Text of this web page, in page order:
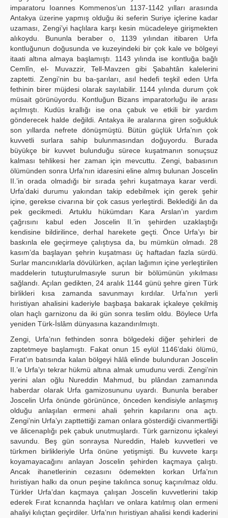
imparatoru Ioannes Kommenos’un 1137-1142 yılları arasında
Antakya üzerine yapmış olduğu iki seferin Suriye içlerine kadar
uzaması, Zengi’yi haçlılara karşı kesin mücadeleye girişmekten
alıkoydu. Bununla beraber o, 1139 yılından itibaren Urfa
kontluğunun doğusunda ve kuzeyindeki bir çok kale ve bölgeyi
itaati altına almaya başlamıştı. 1143 yılında ise kontluğa bağlı
Cemlîn, el- Muvazzir, Tell-Mavzen gibi Şabahtân kalelerini
zaptetti. Zengi’nin bu ba-şarıları, asıl hedefi teşkil eden Urfa
fethinin birer müjdesi olarak sayılabilir. 1144 yılında durum çok
müsait görünüyordu. Kontluğun Bizans imparatorluğu ile arası
açılmıştı. Kudüs krallığı ise ona çabuk ve etkili bir yardım
gönderecek halde değildi. Antakya ile aralarına giren soğukluk
son yıllarda nefrete dönüşmüştü. Bütün güçlük Urfa’nın çok
kuvvetli surlara sahip bulunmasından doğuyordu. Burada
büyükçe bir kuvvet bulunduğu sürece kuşatmanın sonuçsuz
kalması tehlikesi her zaman için mevcuttu. Zengi, babasının
ölümünden sonra Urfa’nın idaresini eline almış bulunan Joscelin
II.’in orada olmadığı bir sırada şehri kuşatmaya karar verdi.
Urfa’daki durumu yakından takip edebilmek için gerek şehir
içine, gerekse civarına bir çok casus yerleştirdi. Beklediği ân da
pek gecikmedi. Artuklu hükümdarı Kara Arslan’ın yardım
çağrısını kabul eden Joscelin II.’in şehirden uzaklaştığı
kendisine bildirilince, derhal harekete geçti. Önce Urfa’yı bir
baskınla ele geçirmeye çalıştıysa da, bu mümkün olmadı. 28
kasım’da başlayan şehrin kuşatması üç haftadan fazla sürdü.
Surlar mancınıklarla dövülürken, açılan lağımın içine yerleştirilen
maddelerin tutuşturulmasıyle surun bir bölümünün yıkılması
sağlandı. Açılan gedikten, 24 aralık 1144 günü şehre giren Türk
birlikleri kısa zamanda savunmayı kırdılar. Urfa’nın yerli
hıristiyan ahalisini kaderiyle başbaşa bakarak içkaleye çekilmiş
olan haçlı garnizonu da iki gün sonra teslim oldu. Böylece Urfa
yeniden Türk-İslâm dünyasına kazandırılmıştı.
Zengi, Urfa’nın fethinden sonra bölgedeki diğer şehirleri de
zaptetmeye başlamıştı. Fakat onun 15 eylül 1146’daki ölümü,
Fırat’ın batısında kalan bölgeyi hâlâ elinde bulunduran Joscelin
II.’e Urfa’yı tekrar hükmü altına almak umudunu verdi. Zengi’nin
yerini alan oğlu Nureddin Mahmud, bu plândan zamanında
haberdar olarak Urfa gamizosununu uyardı. Bununla beraber
Joscelin Urfa önünde görününce, önceden kendisiyle anlaşmış
olduğu anlaşılan ermeni ahali şehrin kapılarını ona açtı.
Zengi’nin Urfa’yı zapttettiği zaman onlara gösterdiği civanmertliği
ve âlicenaplığı pek çabuk unutmuşlardı. Türk garnizonu içkaleyi
savundu. Beş gün sonraysa Nureddin, Haleb kuvvetleri ve
türkmen birlikleriyle Urfa önüne yetişmişti. Bu kuvvete karşı
koyamayacağını anlayan Joscelin şehirden kaçmaya çalıştı.
Ancak ihanetlerinin cezasını ödemekten korkan Urfa’nın
hıristiyan halkı da onun peşine takılınca sonuç kaçınılmaz oldu.
Türkler Urfa’dan kaçmaya çalışan Joscelin kuvvetlerini takip
ederek Fırat kcnannda haçlıları ve onlara katılmış olan ermeni
ahaliyi kılıçtan geçirdiler. Urfa’nın hıristiyan ahalisi kendi kaderini